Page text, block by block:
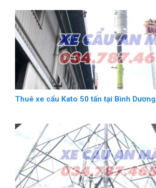
Thuê xe cẩu Kato 50 tấn tại Bình Dương